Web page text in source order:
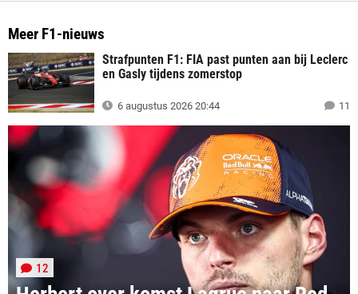
Meer F1-nieuws
Strafpunten F1: FIA past punten aan bij Leclerc
en Gasly tijdens zomerstop
6 augustus 2026 20:44 11
12